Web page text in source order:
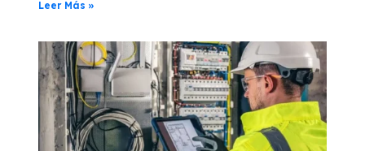
Leer Más »